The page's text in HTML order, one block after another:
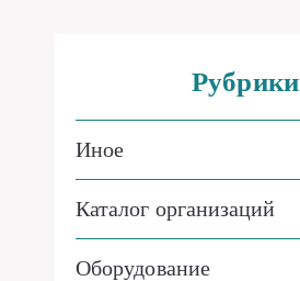
Рубрики
Иное
Каталог организаций
Оборудование